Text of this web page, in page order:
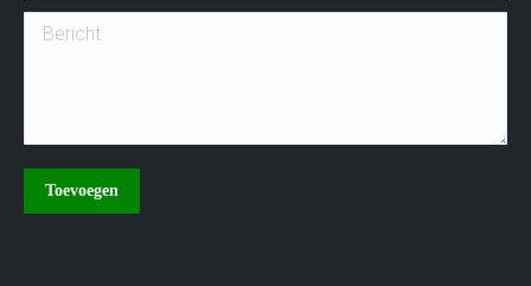
Bericht
Toevoegen